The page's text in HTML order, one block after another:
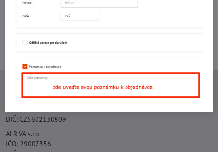
Kontaktujte nás:
+420 577 523 563
Ing. Vojtěch Lečbych - IVL
DIČ: CZ5602130809
ALRIVA s.r.o.
IČO: 29007356